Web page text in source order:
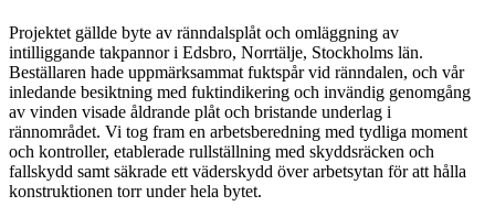
Projektet gällde byte av ränndalsplåt och omläggning av
intilliggande takpannor i Edsbro, Norrtälje, Stockholms län.
Beställaren hade uppmärksammat fuktspår vid ränndalen, och vår
inledande besiktning med fuktindikering och invändig genomgång
av vinden visade åldrande plåt och bristande underlag i
rännområdet. Vi tog fram en arbetsberedning med tydliga moment
och kontroller, etablerade rullställning med skyddsräcken och
fallskydd samt säkrade ett väderskydd över arbetsytan för att hålla
konstruktionen torr under hela bytet.